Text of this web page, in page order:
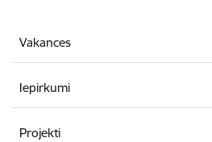
Vakances
Iepirkumi
Projekti